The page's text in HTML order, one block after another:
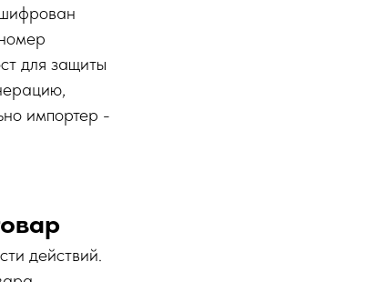
для защиты
импортер -
действий.